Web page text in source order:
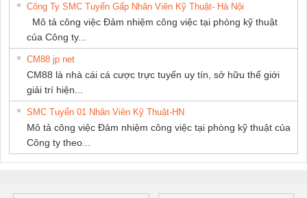
Công Ty SMC Tuyển Gấp Nhân Viên Kỹ Thuật- Hà Nội
Mô tả công việc Đảm nhiệm công việc tại phòng kỹ thuật
của Công ty...
CM88 jp net
CM88 là nhà cái cá cược trực tuyến uy tín, sở hữu thế giới
giải trí hiện...
SMC Tuyển 01 Nhân Viên Kỹ Thuật-HN
Mô tả công việc Đảm nhiệm công việc tại phòng kỹ thuật của
Công ty theo...